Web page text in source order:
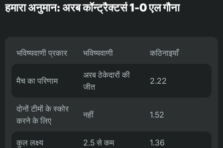
हमारा अनुमान: अरब कॉन्ट्रैक्टर्स 1-0 एल गौना
भविष्यवाणी प्रकार भविष्यवाणी कठिनाइयाँ
मैच का परिणाम
अरब ठेकेदारों की
जीत
2.22
दोनों टीमों के स्कोर
करने के लिए
नहीं 1.52
कुल लक्ष्य 2.5 से कम 1.36